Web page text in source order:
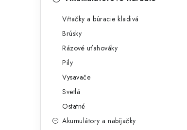
Vŕtačky a búracie kladivá
Brúsky
Rázové uťahováky
Pily
Vysavače
Svetlá
Ostatné
Akumulátory a nabíjačky